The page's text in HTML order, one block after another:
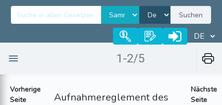
Suchen
1-2/5
Vorherige
Seite
Aufnahmereglement des
Nächste
Seite